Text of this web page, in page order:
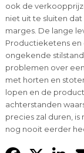
ook de
niet uit te sluiten
marges. De lange
Productieketens
ongekende
problemen over
met horten en
lopen en de
achterstanden
precies zal duren,
nog nooit eerder